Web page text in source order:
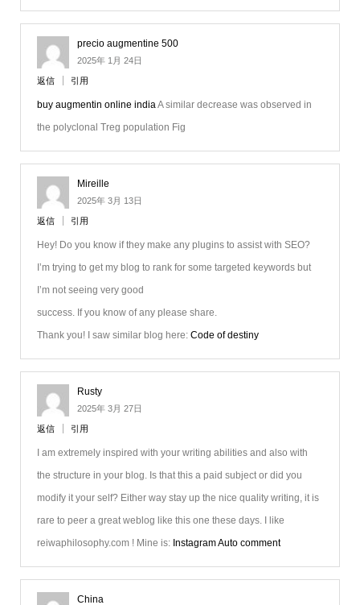
precio augmentine 500
2025年 1月 24日
返信 引用
buy augmentin online indiaA similar decrease was observed in
the polyclonal Treg population Fig
Mireille
2025年 3月 13日
返信 引用
Hey! Do you know if they make any plugins to assist with SEO?
I’m trying to get my blog to rank for some targeted keywords but
I’m not seeing very good
success. If you know of any please share.
Thank you! I saw similar blog here: Code of destiny
Rusty
2025年 3月 27日
返信 引用
I am extremely inspired with your writing abilities and also with
the structure in your blog. Is that this a paid subject or did you
modify it your self? Either way stay up the nice quality writing, it is
rare to peer a great weblog like this one these days. I like
reiwaphilosophy.com ! Mine is: Instagram Auto comment
China